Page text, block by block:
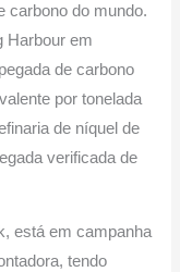
carbono do mundo.
Harbour em
de carbono
por tonelada
de níquel de
verificada de
está em campanha
tendo